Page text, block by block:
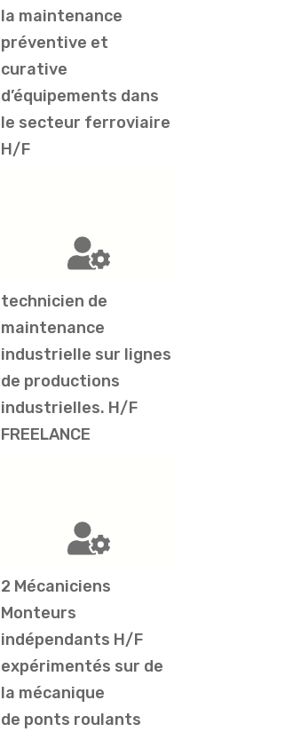
la maintenance
préventive et
curative
d’équipements dans
le secteur ferroviaire
H/F
technicien de
maintenance
industrielle sur lignes
de productions
industrielles. H/F
FREELANCE
2 Mécaniciens
Monteurs
indépendants H/F
expérimentés sur de
la mécanique
de ponts roulants